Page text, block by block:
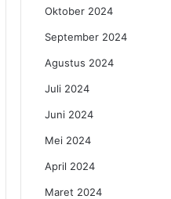
Oktober 2024
September 2024
Agustus 2024
Juli 2024
Juni 2024
Mei 2024
April 2024
Maret 2024